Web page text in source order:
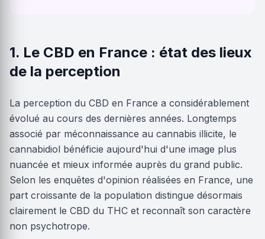
1. Le CBD en France : état des lieux
de la perception
La perception du CBD en France a considérablement
évolué au cours des dernières années. Longtemps
associé par méconnaissance au cannabis illicite, le
cannabidiol bénéficie aujourd'hui d'une image plus
nuancée et mieux informée auprès du grand public.
Selon les enquêtes d'opinion réalisées en France, une
part croissante de la population distingue désormais
clairement le CBD du THC et reconnaît son caractère
non psychotrope.